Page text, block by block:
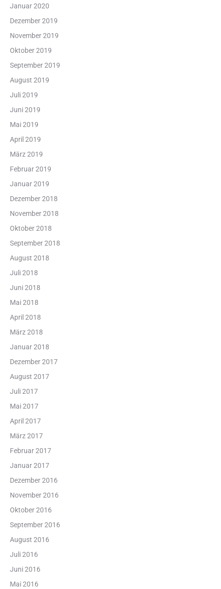
Januar 2020
Dezember 2019
November 2019
Oktober 2019
September 2019
August 2019
Juli 2019
Juni 2019
Mai 2019
April 2019
März 2019
Februar 2019
Januar 2019
Dezember 2018
November 2018
Oktober 2018
September 2018
August 2018
Juli 2018
Juni 2018
Mai 2018
April 2018
März 2018
Januar 2018
Dezember 2017
August 2017
Juli 2017
Mai 2017
April 2017
März 2017
Februar 2017
Januar 2017
Dezember 2016
November 2016
Oktober 2016
September 2016
August 2016
Juli 2016
Juni 2016
Mai 2016